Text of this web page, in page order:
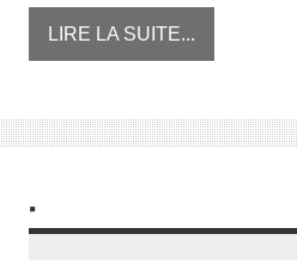
LIRE LA SUITE...
.